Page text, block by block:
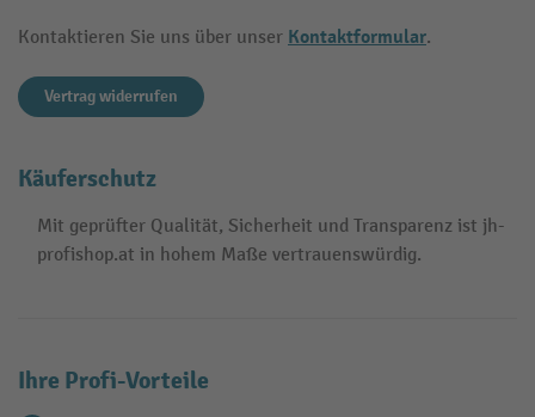
Kontaktieren Sie uns über unser Kontaktformular.
Vertrag widerrufen
Käuferschutz
Mit geprüfter Qualität, Sicherheit und Transparenz ist jh-
profishop.at in hohem Maße vertrauenswürdig.
Ihre Profi-Vorteile